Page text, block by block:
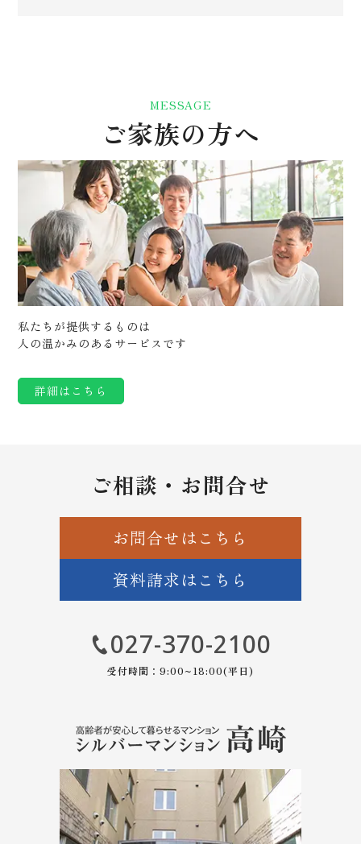
MESSAGE
ご家族の方へ
私たちが提供するものは
人の温かみのあるサービスです
詳細はこちら
ご相談・お問合せ
お問合せはこちら
資料請求はこちら
027-370-2100
受付時間：9:00~18:00(平日)